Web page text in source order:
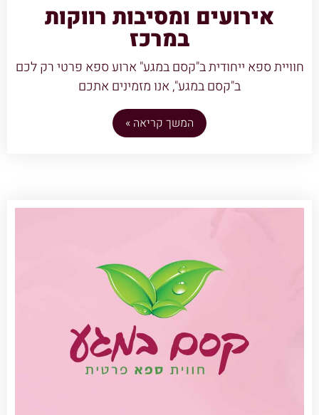
אירועים ומסיבות רווקות
במרכז
חוויית ספא ייחודית ב"קסם במגע" ארוע ספא פרטי רק לכם
ב"קסם במגע", אנו מזמינים אתכם
המשך קריאה »